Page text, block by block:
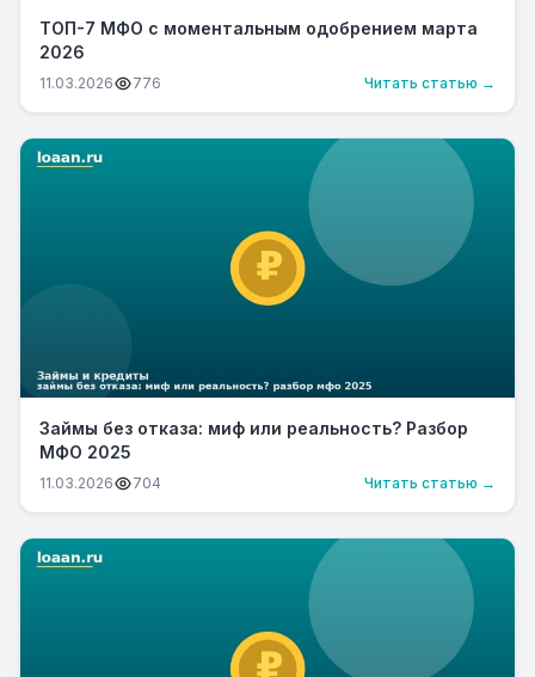
ТОП-7 МФО с моментальным одобрением марта
2026
11.03.2026 776 Читать статью →
Займы без отказа: миф или реальность? Разбор
МФО 2025
11.03.2026 704 Читать статью →